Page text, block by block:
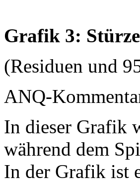
Grafik 3:
(Residuen und
ANQ-
In dieser Grafik
während dem
In der Grafik ist